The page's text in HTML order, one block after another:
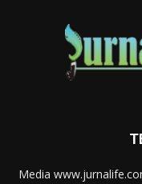
Media